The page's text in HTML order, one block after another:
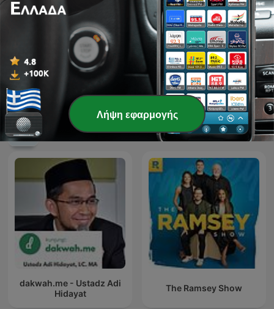
Ένα καπνιστήρι δρόμος Ideas para Vivir Mejor
Διεθνή podcasts Εκπαίδευση
dakwah.me - Ustadz Adi
Hidayat
The Ramsey Show
Λήψη εφαρμογής